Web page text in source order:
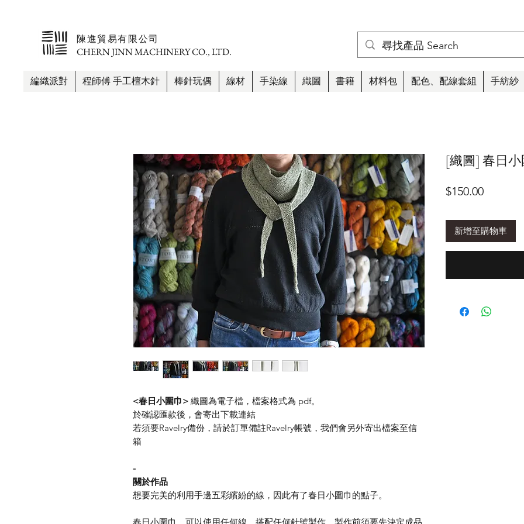
​陳進貿易有限公司
CHERN JINN MACHINERY CO., LTD.
編織派對 程師傅 手工檀木針 棒針玩偶 線材 手染線 織圖 書籍 材料包 配色、配線套組 手紡紗
<春日小圍巾> 織圖為電子檔，檔案格式為 pdf。
於確認匯款後，會寄出下載連結
若須要Ravelry備份，請於訂單備註Ravelry帳號，我們會另外寄出檔案至信
箱
-
關於作品
想要完美的利用手邊五彩繽紛的線，因此有了春日小圍巾的點子。
[織圖] 春日小
$150.00價
新增至購物車